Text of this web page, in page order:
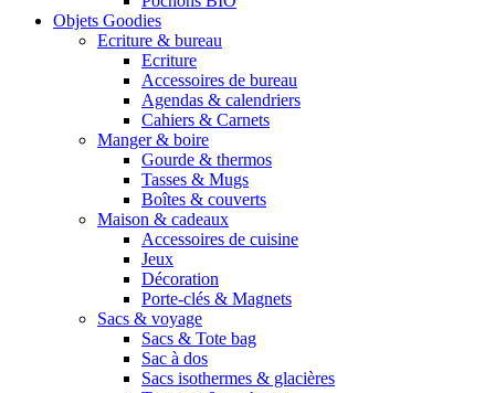
Objets Goodies
Ecriture & bureau
Ecriture
Accessoires de bureau
Agendas & calendriers
Cahiers & Carnets
Manger & boire
Gourde & thermos
Tasses & Mugs
Boîtes & couverts
Maison & cadeaux
Accessoires de cuisine
Jeux
Décoration
Porte-clés & Magnets
Sacs & voyage
Sacs & Tote bag
Sac à dos
Sacs isothermes & glacières